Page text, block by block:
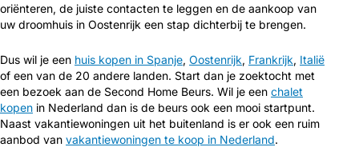
oriënteren, de juiste contacten te leggen en de aankoop van
uw droomhuis in Oostenrijk een stap dichterbij te brengen.
Dus wil je een huis kopen in Spanje, Oostenrijk, Frankrijk, Italië
of een van de 20 andere landen. Start dan je zoektocht met
een bezoek aan de Second Home Beurs. Wil je een chalet
kopen in Nederland dan is de beurs ook een mooi startpunt.
Naast vakantiewoningen uit het buitenland is er ook een ruim
aanbod van vakantiewoningen te koop in Nederland.